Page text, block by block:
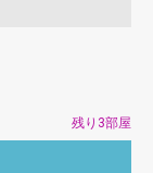
残り3部屋